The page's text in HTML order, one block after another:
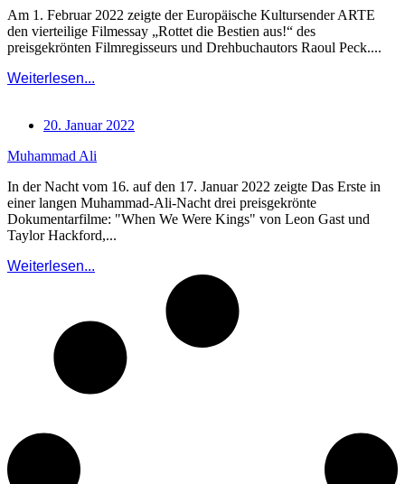
Am 1. Februar 2022 zeigte der Europäische Kultursender ARTE
den vierteilige Filmessay „Rottet die Bestien aus!“ des
preisgekrönten Filmregisseurs und Drehbuchautors Raoul Peck....
Weiterlesen...
20. Januar 2022
Muhammad Ali
In der Nacht vom 16. auf den 17. Januar 2022 zeigte Das Erste in
einer langen Muhammad-Ali-Nacht drei preisgekrönte
Dokumentarfilme: "When We Were Kings" von Leon Gast und
Taylor Hackford,...
Weiterlesen...